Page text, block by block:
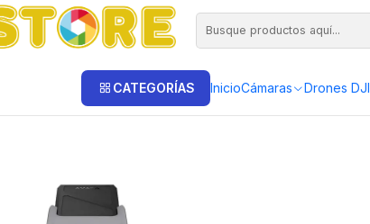
CATEGORÍAS InicioCámaras Drones DJI
Drone Dji Avata Fly Pro View Combo 4k UHD